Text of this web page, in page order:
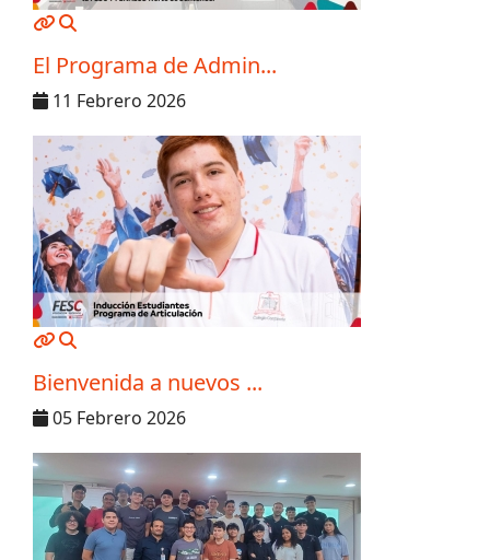
MOD_JTCS_VIEW_ARTICLE_LINK
El Programa de Admin...
11 Febrero 2026
MOD_JTCS_VIEW_ARTICLE_LINK
Bienvenida a nuevos ...
05 Febrero 2026